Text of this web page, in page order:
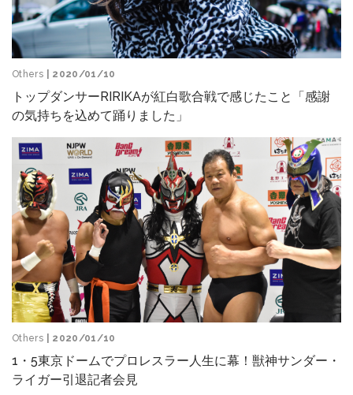
Others | 2020/01/10
トップダンサーRIRIKAが紅白歌合戦で感じたこと「感謝
の気持ちを込めて踊りました」
Others | 2020/01/10
1・5東京ドームでプロレスラー人生に幕！獣神サンダー・
ライガー引退記者会見